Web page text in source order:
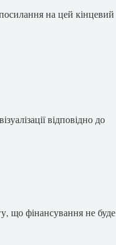
на цей кінцевий
відповідно до
що фінансування не буде